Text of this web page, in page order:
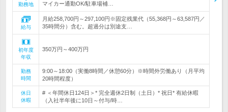
勤務地
マイカー通勤OK/駐車場補…
給与
月給258,700円～297,100円※固定残業代（55,368円～63,587円／
35時間分）含む。超過分は別途支…
初年度
年収
350万円～400万円
勤務
時間
9:00～18:00（実働8時間／休憩60分）※時間外労働あり（月平均
20時間程度）
休日
休暇
# ＜年間休日124日＞* 完全週休2日制（土日）* 祝日* 有給休暇
（入社半年後に10日～付与/時…